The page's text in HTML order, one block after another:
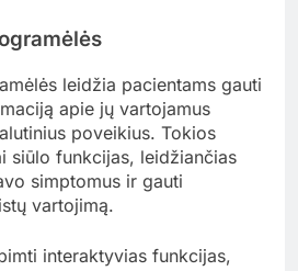
leidžia pacientams gauti
apie jų vartojamus
poveikius. Tokios
siūlo funkcijas, leidžiančias
simptomus ir gauti
vartojimą.
interaktyvias funkcijas,